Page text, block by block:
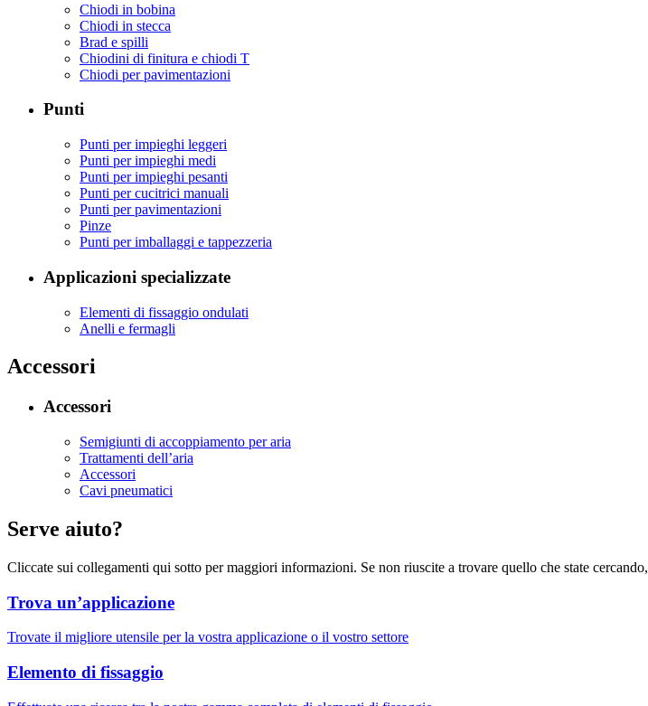
Chiodi in bobina
Chiodi in stecca
Brad e spilli
Chiodini di finitura e chiodi T
Chiodi per pavimentazioni
Punti
Punti per impieghi leggeri
Punti per impieghi medi
Punti per impieghi pesanti
Punti per cucitrici manuali
Punti per pavimentazioni
Pinze
Punti per imballaggi e tappezzeria
Applicazioni specializzate
Elementi di fissaggio ondulati
Anelli e fermagli
Accessori
Accessori
Semigiunti di accoppiamento per aria
Trattamenti dell’aria
Accessori
Cavi pneumatici
Serve aiuto?
Cliccate sui collegamenti qui sotto per maggiori informazioni. Se non riuscite a trovare quello che state cercando,
Trova un’applicazione
Trovate il migliore utensile per la vostra applicazione o il vostro settore
Elemento di fissaggio